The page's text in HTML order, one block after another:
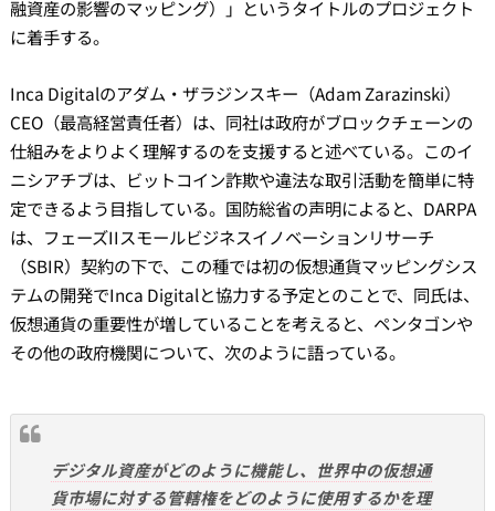
融資産の影響のマッピング）」というタイトルのプロジェクト
に着手する。
Inca Digitalのアダム・ザラジンスキー（Adam Zarazinski）
CEO（最高経営責任者）は、同社は政府がブロックチェーンの
仕組みをよりよく理解するのを支援すると述べている。このイ
ニシアチブは、ビットコイン詐欺や違法な取引活動を簡単に特
定できるよう目指している。国防総省の声明によると、DARPA
は、フェーズIIスモールビジネスイノベーションリサーチ
（SBIR）契約の下で、この種では初の仮想通貨マッピングシス
テムの開発でInca Digitalと協力する予定とのことで、同氏は、
仮想通貨の重要性が増していることを考えると、ペンタゴンや
その他の政府機関について、次のように語っている。
デジタル資産がどのように機能し、世界中の仮想通
貨市場に対する管轄権をどのように使用するかを理